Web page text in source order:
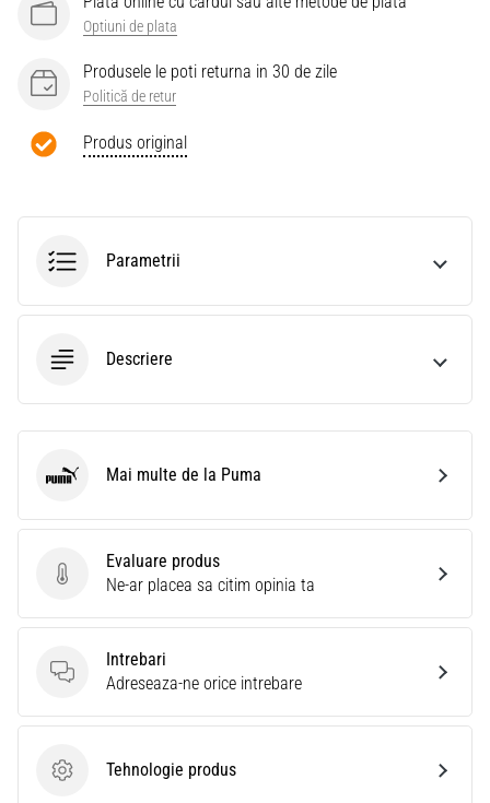
Optiuni de plata
Produsele le poti returna in 30 de zile
Politică de retur
Produs original
Parametrii
Descriere
Evaluare produs
Evaluare produs
Ne-ar placea sa citim opinia ta
Intrebari
Intrebari
Adreseaza-ne orice intrebare
Tehnologie produs
Tehnologie produs
Puma Mai multe de la Puma